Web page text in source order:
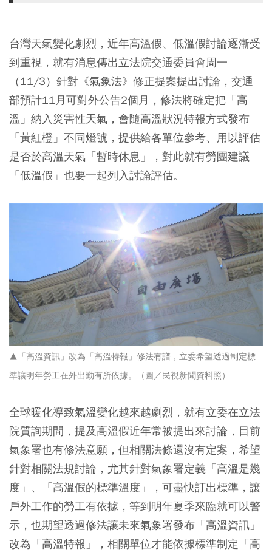
台灣天氣變化劇烈，近年高溫假、低溫假討論逐漸受
到重視，就有消息傳出立法院交通委員會周一
（11/3）針對《氣象法》修正提案提出討論，交通
部預計11月可對外公告2個月，修法將確定把「高
溫」納入災害性天氣，會隨高溫狀況特報方式發布
「黃紅橙」不同燈號，提供給各單位參考、用以評估
是否於高溫天氣「暫時休息」，對此就有勞團建議
「低溫假」也要一起列入討論評估。
▲「高溫資訊」改為「高溫特報」修法有譜，立委希望透過制定標
準讓明年勞工在外出勤有所依據。（圖／民視新聞資料照）
全球暖化導致氣溫變化越來越劇烈，就有立委在立法
院質詢期間，提及高溫假近年常被提出來討論，目前
氣象署也有修法意願，但相關法條還沒有定案，希望
針對相關法規討論，尤其針對氣象署定義「高溫是幾
度」、「高溫假的標準溫度」，可盡快訂出標準，讓
戶外工作的勞工有依據，等到明年夏季來臨就可以警
示，也期望透過修法讓未來氣象署發布「高溫資訊」
改為「高溫特報」，相關單位才能依據標準制定「高